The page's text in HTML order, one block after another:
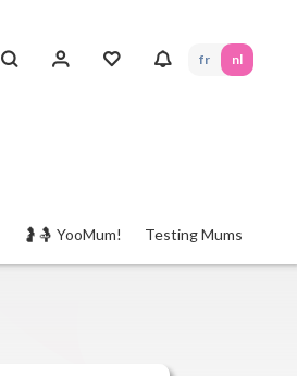
fr nl
🤰🤱 YooMum! Testing Mums